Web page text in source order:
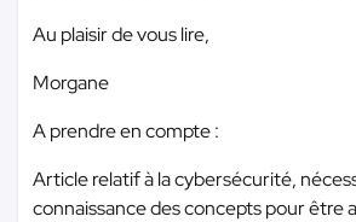
Au plaisir de vous lire,
Morgane
A prendre en compte :
Article relatif à la cybersécurité,
connaissance des concepts pour être